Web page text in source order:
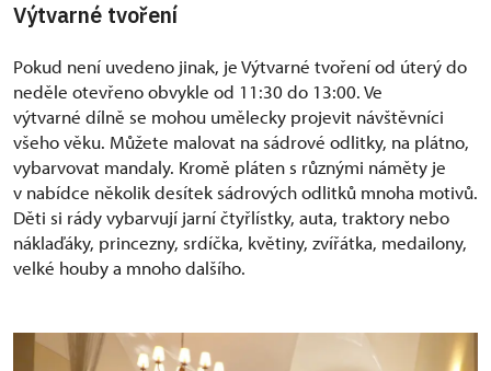
Výtvarné tvoření
Pokud není uvedeno jinak, je Výtvarné tvoření od úterý do
neděle otevřeno obvykle od 11:30 do 13:00. Ve
výtvarné dílně se mohou umělecky projevit návštěvníci
všeho věku. Můžete malovat na sádrové odlitky, na plátno,
vybarvovat mandaly. Kromě pláten s různými náměty je
v nabídce několik desítek sádrových odlitků mnoha motivů.
Děti si rády vybarvují jarní čtyřlístky, auta, traktory nebo
náklaďáky, princezny, srdíčka, květiny, zvířátka, medailony,
velké houby a mnoho dalšího.